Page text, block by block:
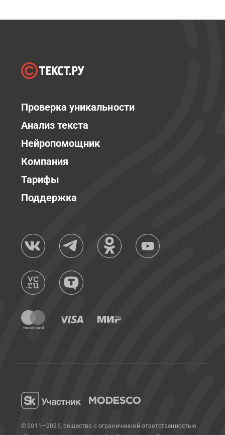
Проверка уникальности
Анализ текста
Нейропомощник
Компания
Тарифы
Поддержка
© 2011—2026, общество с ограниченной ответственностью